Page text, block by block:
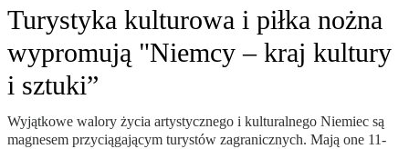
Turystyka kulturowa i piłka nożna
wypromują "Niemcy – kraj kultury
i sztuki”
Wyjątkowe walory życia artystycznego i kulturalnego Niemiec są
magnesem przyciągającym turystów zagranicznych. Mają one 11-